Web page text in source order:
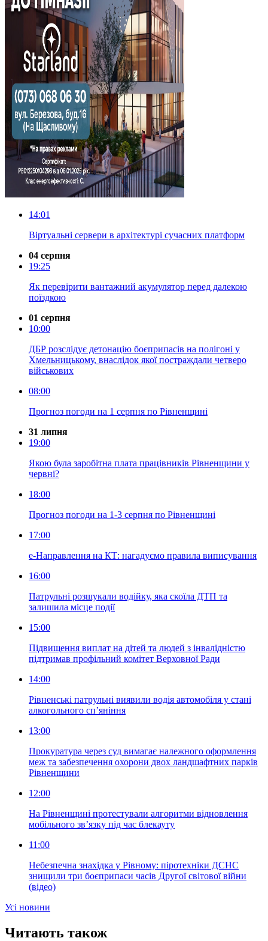
14:01
Віртуальні сервери в архітектурі сучасних платформ
04 серпня
19:25
Як перевірити вантажний акумулятор перед далекою
поїздкою
01 серпня
10:00
ДБР розслідує детонацію боєприпасів на полігоні у
Хмельницькому, внаслідок якої постраждали четверо
військових
08:00
Прогноз погоди на 1 серпня по Рівненщині
31 липня
19:00
Якою була заробітна плата працівників Рівненщини у
червні?
18:00
Прогноз погоди на 1-3 серпня по Рівненщині
17:00
е-Направлення на КТ: нагадуємо правила виписування
16:00
Патрульні розшукали водійку, яка скоїла ДТП та
залишила місце події
15:00
Підвищення виплат на дітей та людей з інвалідністю
підтримав профільний комітет Верховної Ради
14:00
Рівненські патрульні виявили водія автомобіля у стані
алкогольного сп’яніння
13:00
Прокуратура через суд вимагає належного оформлення
меж та забезпечення охорони двох ландшафтних парків
Рівненщини
12:00
На Рівненщині протестували алгоритми відновлення
мобільного зв’язку під час блекауту
11:00
Небезпечна знахідка у Рівному: піротехніки ДСНС
знищили три боєприпаси часів Другої світової війни
(відео)
Усi новини
Читають також